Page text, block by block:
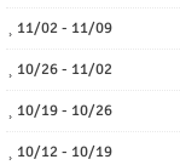
11/02 - 11/09
10/26 - 11/02
10/19 - 10/26
10/12 - 10/19